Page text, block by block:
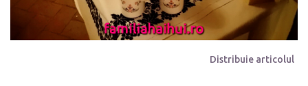
Distribuie articolul